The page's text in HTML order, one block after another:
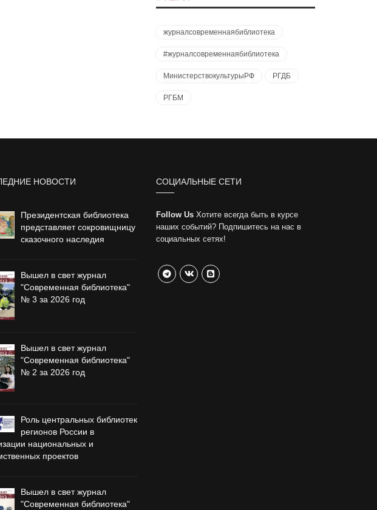
журналсовременнаябиблиотека
#журналсовременнаябиблиотека
МинистерствокультурыРФ РГДБ
РГБМ
НОВОСТИ
Президентская библиотека
представляет сокровищницу
сказочного наследия
Вышел в свет журнал
"Современная библиотека"
№ 3 за 2026 год
Вышел в свет журнал
"Современная библиотека"
№ 2 за 2026 год
Роль центральных библиотек
регионов России в
национальных и
проектов
Вышел в свет журнал
"Современная библиотека"
СОЦИАЛЬНЫЕ СЕТИ
Follow UsХотите всегда быть в курсе
наших событий? Подпишитесь на нас в
социальных сетях!